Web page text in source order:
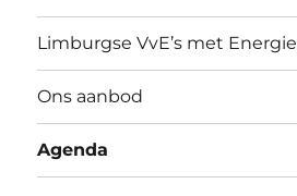
Limburgse VvE’s met Energie
Ons aanbod
Agenda